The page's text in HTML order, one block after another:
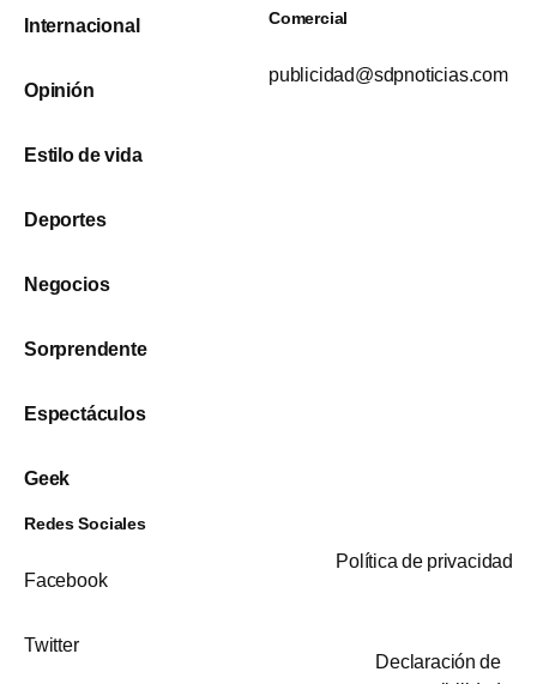
Internacional
Opinión
Estilo de vida
Deportes
Negocios
Sorprendente
Espectáculos
Geek
Comercial
publicidad@sdpnoticias.com
Redes Sociales
Facebook
Twitter
Política de privacidad
Declaración de